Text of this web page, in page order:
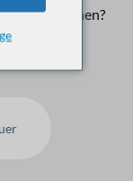
nicht Ihnen?